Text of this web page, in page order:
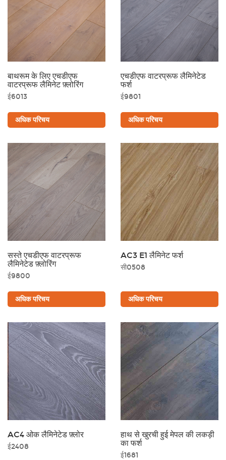
बाथरूम के लिए एचडीएफ
वाटरप्रूफ लैमिनेट फ़्लोरिंग
ई6013
अधिक परिचय
एचडीएफ वाटरप्रूफ लैमिनेटेड
फर्श
ई9801
अधिक परिचय
सस्ते एचडीएफ वाटरप्रूफ
लैमिनेटेड फ़्लोरिंग
ई9800
अधिक परिचय
AC3 E1 लैमिनेट फर्श
सी0508
अधिक परिचय
AC4 ओक लैमिनेटेड फ़्लोर
ई2408
हाथ से खुरची हुई मेपल की लकड़ी
का फर्श
ई1681